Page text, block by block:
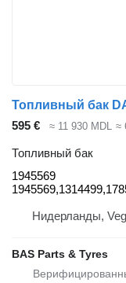
595 € ≈ 11 930 MDL ≈
Топливный бак
1945569
Нидерланды,
BAS Parts & Tyres